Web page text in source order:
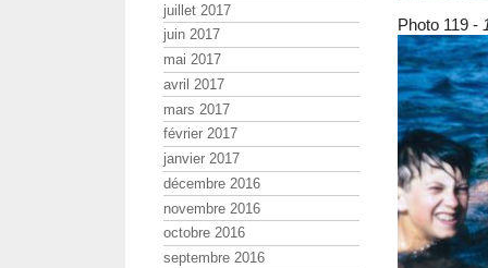
Photo 119 -
juillet 2017
juin 2017
mai 2017
avril 2017
mars 2017
février 2017
janvier 2017
décembre 2016
novembre 2016
octobre 2016
septembre 2016